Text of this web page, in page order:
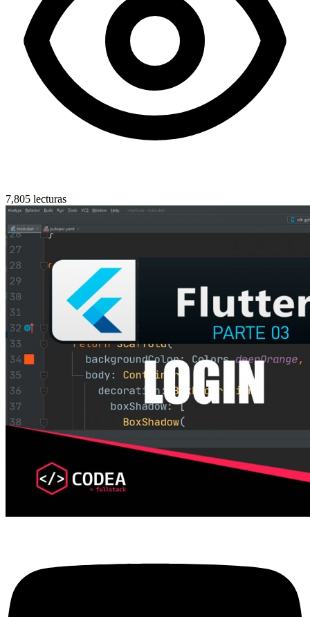
7,805 lecturas